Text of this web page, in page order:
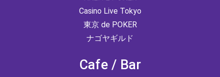
Casino Live Tokyo
東京 de POKER
ナゴヤギルド
Cafe / Bar